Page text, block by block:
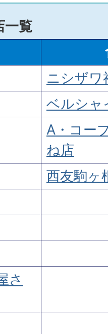
一覧
ニシザワ
ベルシャ
A・コー
ね店
西友駒ヶ
さ